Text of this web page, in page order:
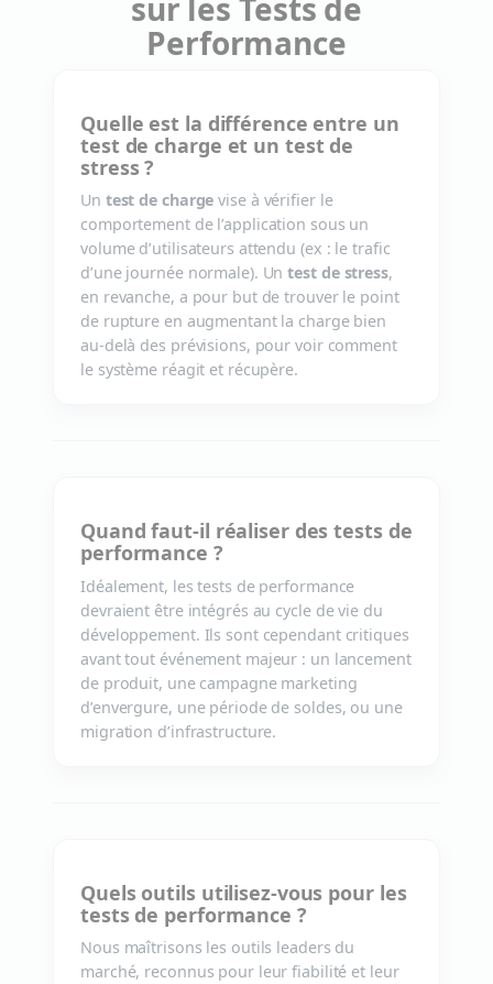
sur les Tests de
Performance
Quelle est la différence entre un
test de charge et un test de
stress ?
Un test de charge vise à vérifier le
comportement de l’application sous un
volume d’utilisateurs attendu (ex : le trafic
d’une journée normale). Untest de stress,
en revanche, a pour but de trouver le point
de rupture en augmentant la charge bien
au-delà des prévisions, pour voir comment
le système réagit et récupère.
Quand faut-il réaliser des tests de
performance ?
Idéalement, les tests de performance
devraient être intégrés au cycle de vie du
développement. Ils sont cependant critiques
avant tout événement majeur : un lancement
de produit, une campagne marketing
d’envergure, une période de soldes, ou une
migration d’infrastructure.
Quels outils utilisez-vous pour les
tests de performance ?
Nous maîtrisons les outils leaders du
marché, reconnus pour leur fiabilité et leur